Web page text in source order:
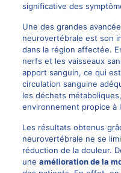
significative des
Une des grandes
neurovertébrale est son
dans la région affectée.
nerfs et les vaisseaux
apport sanguin, ce qui
circulation sanguine
les déchets
environnement propice à
Les résultats obtenus
neurovertébrale ne se
réduction de la douleur.
une amélioration de la